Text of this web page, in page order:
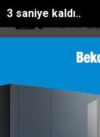
2 saniye kaldı..
SON DAKİKA:
otomobil dereye